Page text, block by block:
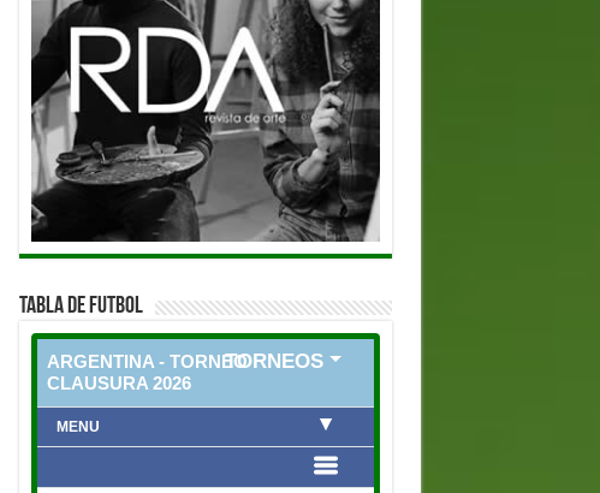
TABLA DE FUTBOL